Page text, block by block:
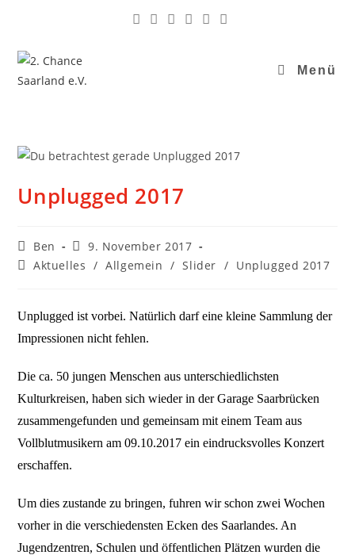
Menü
Unplugged 2017
Ben
9. November 2017
Aktuelles / Allgemein / Slider / Unplugged 2017
Unplugged ist vorbei. Natürlich darf eine kleine Sammlung der
Impressionen nicht fehlen.
Die ca. 50 jungen Menschen aus unterschiedlichsten
Kulturkreisen, haben sich wieder in der Garage Saarbrücken
zusammengefunden und gemeinsam mit einem Team aus
Vollblutmusikern am 09.10.2017 ein eindrucksvolles Konzert
erschaffen.
Um dies zustande zu bringen, fuhren wir schon zwei Wochen
vorher in die verschiedensten Ecken des Saarlandes. An
Jugendzentren, Schulen und öffentlichen Plätzen wurden die